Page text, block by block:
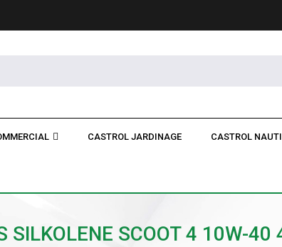
CASTROL JARDINAGE CASTROL
SILKOLENE SCOOT 4 10W-40